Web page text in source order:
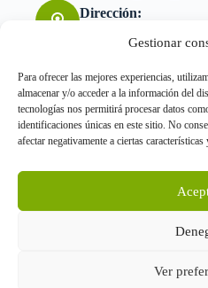
Gestionar
Para ofrecer las mejores experiencias,
almacenar y/o acceder a la información del
tecnologías nos permitirá procesar datos
identificaciones únicas en este sitio. No
afectar negativamente a ciertas
Ver
Dirección:
Teléfono:
655 034 455
Correo electrónico:
www.gorkavillanueva.com ©